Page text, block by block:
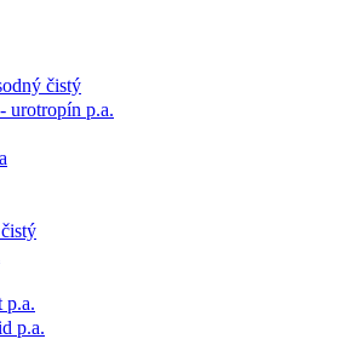
čistý
urotropín p.a.
p.a.
p.a.